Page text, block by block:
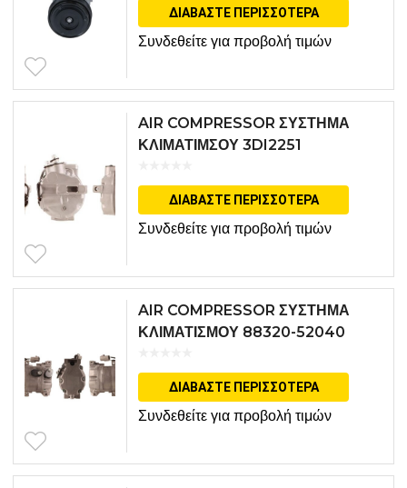
ΔΙΑΒΆΣΤΕ ΠΕΡΙΣΣΌΤΕΡΑ
Συνδεθείτε για προβολή τιμών
AIR COMPRESSOR ΣΥΣΤΗΜΑ
ΚΛΙΜΑΤΙΜΣΟΥ 3DI2251
ΔΙΑΒΆΣΤΕ ΠΕΡΙΣΣΌΤΕΡΑ
Συνδεθείτε για προβολή τιμών
AIR COMPRESSOR ΣΥΣΤΗΜΑ
ΚΛΙΜΑΤΙΣΜΟΥ 88320-52040
ΔΙΑΒΆΣΤΕ ΠΕΡΙΣΣΌΤΕΡΑ
Συνδεθείτε για προβολή τιμών